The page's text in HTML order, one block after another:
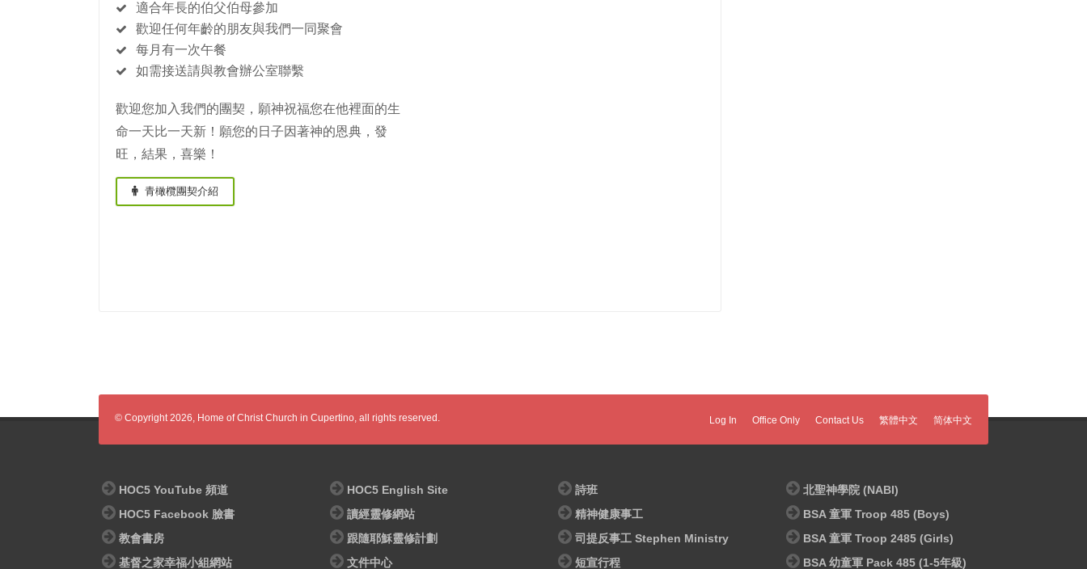
適合年長的伯父伯母參加
歡迎任何年齡的朋友與我們一同聚會
每月有一次午餐
如需接送請與教會辦公室聯繫
歡迎您加入我們的團契，願神祝福您在他裡面的生
命一天比一天新！願您的日子因著神的恩典，發
旺，結果，喜樂！
青橄欖團契介紹
© Copyright 2026, Home of Christ Church in Cupertino, all rights reserved. Log In Office Only Contact Us 繁體中文 简体中文
HOC5 YouTube 頻道
HOC5 Facebook 臉書
教會書房
基督之家幸福小組網站
HOC5 English Site
讀經靈修網站
跟隨耶穌靈修計劃
文件中心
詩班
精神健康事工
司提反事工 Stephen Ministry
短宣行程
北聖神學院 (NABI)
BSA 童軍 Troop 485 (Boys)
BSA 童軍 Troop 2485 (Girls)
BSA 幼童軍 Pack 485 (1-5年級)